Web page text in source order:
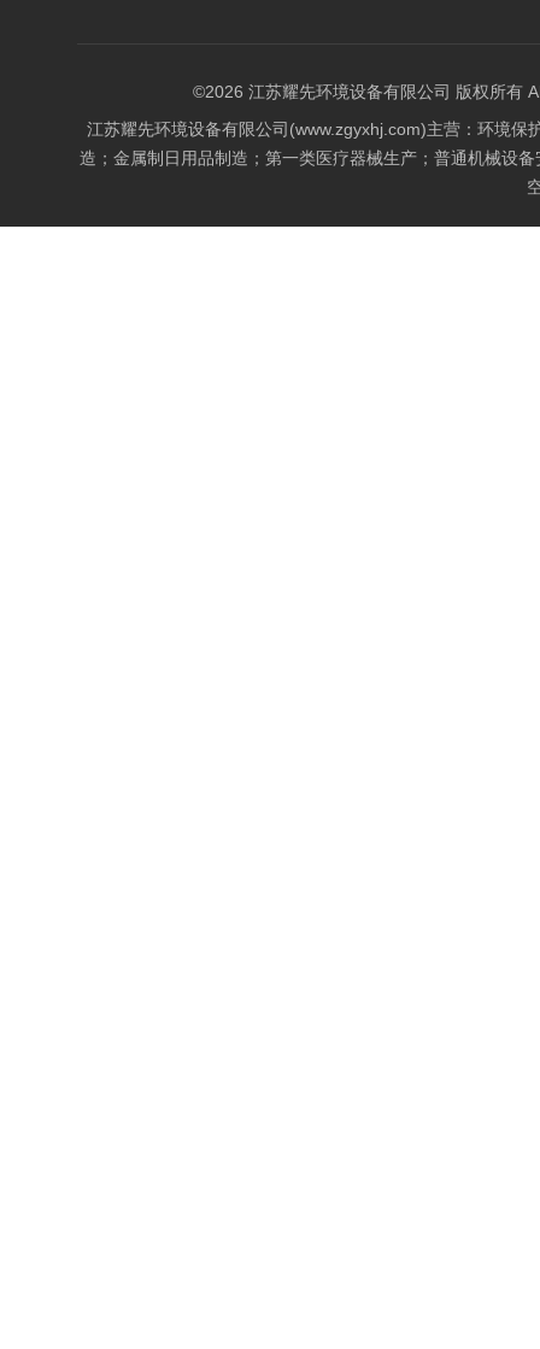
©2026 江苏耀先环境设备有限公司 版权所有
江苏耀先环境设备有限公司(www.zgyxhj.com)主营：环境
造；金属制日用品制造；第一类医疗器械生产；普通机械设